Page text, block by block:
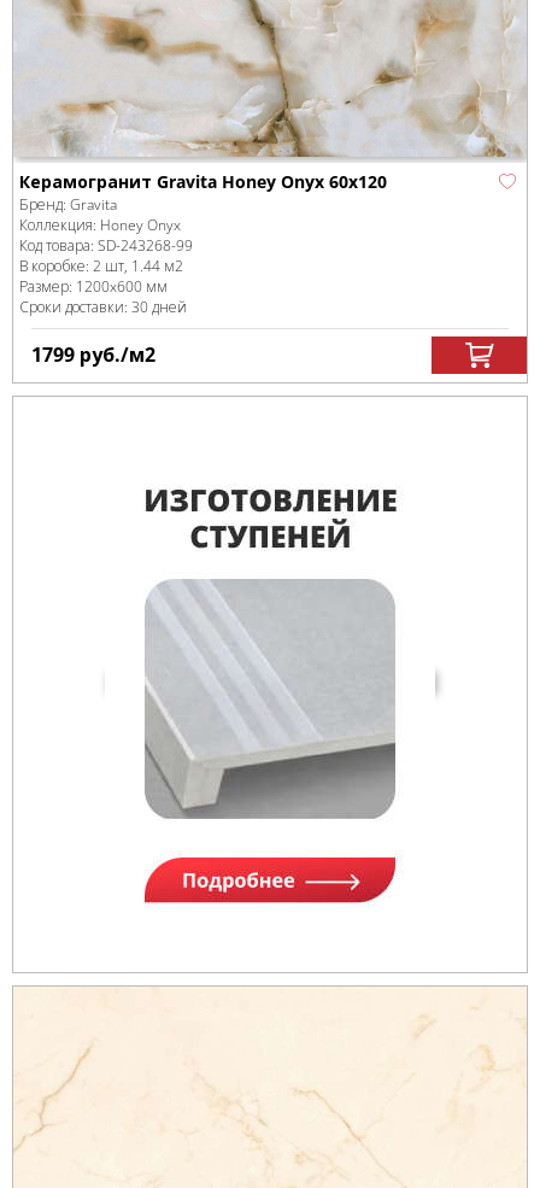
Керамогранит Gravita Honey Onyx 60x120
Бренд: Gravita
Коллекция: Honey Onyx
Код товара: SD-243268-99
В коробке: 2 шт, 1.44 м2
Размер: 1200x600 мм
Сроки доставки: 30 дней
1799 руб./м2